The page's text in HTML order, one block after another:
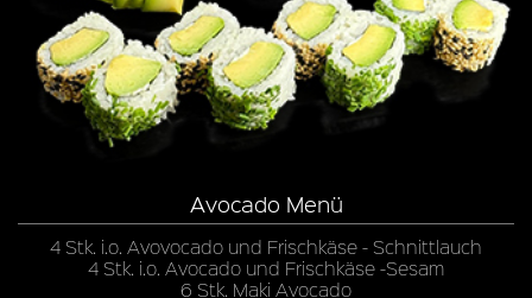
Avocado Menü
4 Stk. i.o. Avovocado und Frischkäse - Schnittlauch
4 Stk. i.o. Avocado und Frischkäse -Sesam
6 Stk. Maki Avocado